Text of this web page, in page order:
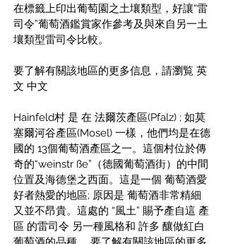
在標籤上印出葡萄園之土壤類型，好讓“雷
司令”葡萄酒鑑賞家作參考及與來自另一土
壤類型雷司令比較。
要了解有關該地區的更多信息，請瀏覧 英
文 中文
Hainfeld村 是 在 法爾茨產區(Pfalz) ; 如莫
塞爾河谷產區(Mosel) 一樣，他們均是在德
國的 13個葡萄酒產區之一。這個村位於傳
奇的“weinstr ße”（德國葡萄酒街）的中間
位置及海德堡之西面。這是一個 葡萄酒愛
好者熱愛的地區; 原因是 葡萄酒非常精細
又並不昂貴。這處的 “風土” 賜予產自這 產
區 的雷司令 另一種風格和 許多 釀做紅白